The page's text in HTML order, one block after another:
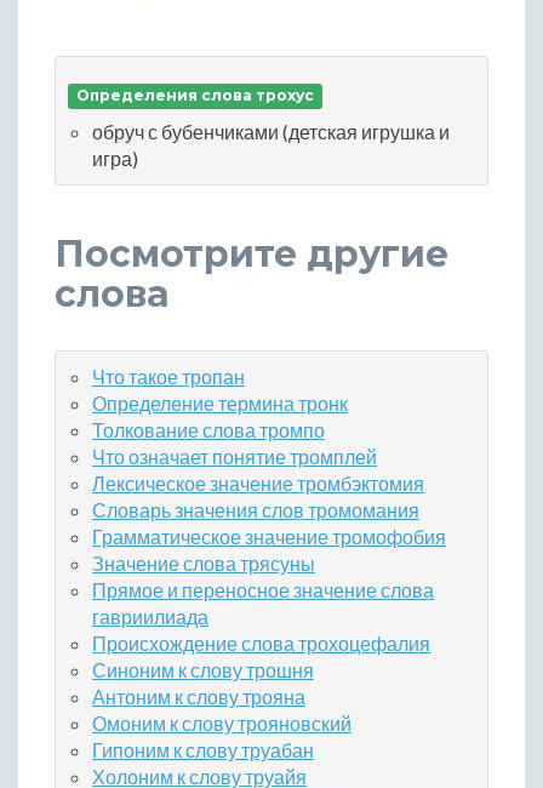
Определения слова трохус
обруч с бубенчиками (детская игрушка и
игра)
Посмотрите другие
слова
Что такое тропан
Определение термина тронк
Толкование слова тромпо
Что означает понятие тромплей
Лексическое значение тромбэктомия
Словарь значения слов тромомания
Грамматическое значение тромофобия
Значение слова трясуны
Прямое и переносное значение слова
гавриилиада
Происхождение слова трохоцефалия
Синоним к слову трошня
Антоним к слову трояна
Омоним к слову трояновский
Гипоним к слову труабан
Холоним к слову труайя